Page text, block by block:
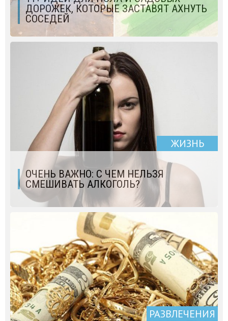
ДОРОЖЕК, КОТОРЫЕ ЗАСТАВЯТ АХНУТЬ
СОСЕДЕЙ
ЖИЗНЬ
ОЧЕНЬ ВАЖНО: С ЧЕМ НЕЛЬЗЯ
СМЕШИВАТЬ АЛКОГОЛЬ?
РАЗВЛЕЧЕНИЯ